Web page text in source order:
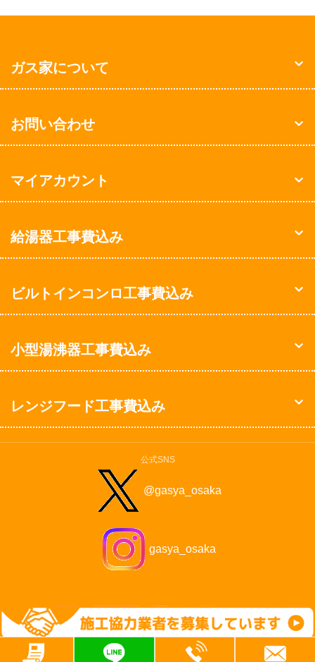
ガス家について
お問い合わせ
マイアカウント
給湯器工事費込み
ビルトインコンロ工事費込み
小型湯沸器工事費込み
レンジフード工事費込み
公式SNS
@gasya_osaka
gasya_osaka